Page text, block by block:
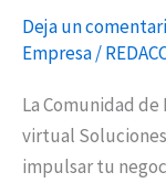
Deja un
Empresa/
La Comunidad
virtual
impulsar tu
sanitaria